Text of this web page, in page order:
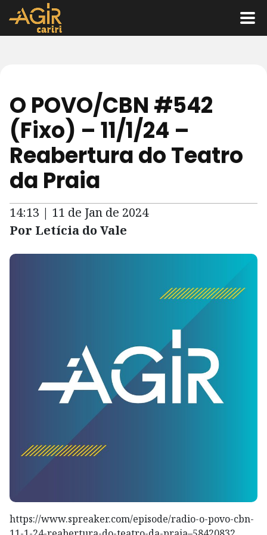
O POVO/CBN #542
(Fixo) – 11/1/24 –
Reabertura do Teatro
da Praia
14:13 | 11 de Jan de 2024
Por Letícia do Vale
https://www.spreaker.com/episode/radio-o-povo-cbn-